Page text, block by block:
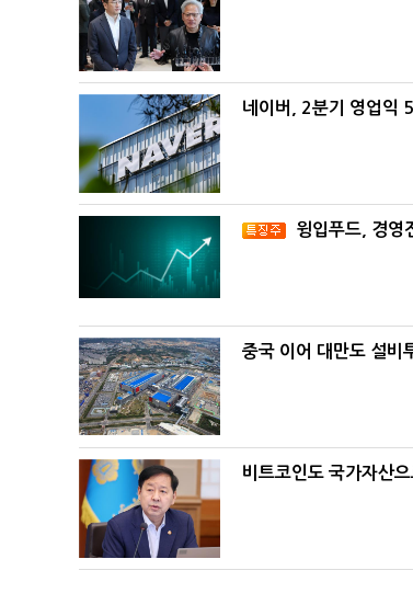
네이버, 2분기 영업
윙입푸드, 경영
중국 이어 대만도 설비
비트코인도 국가자산